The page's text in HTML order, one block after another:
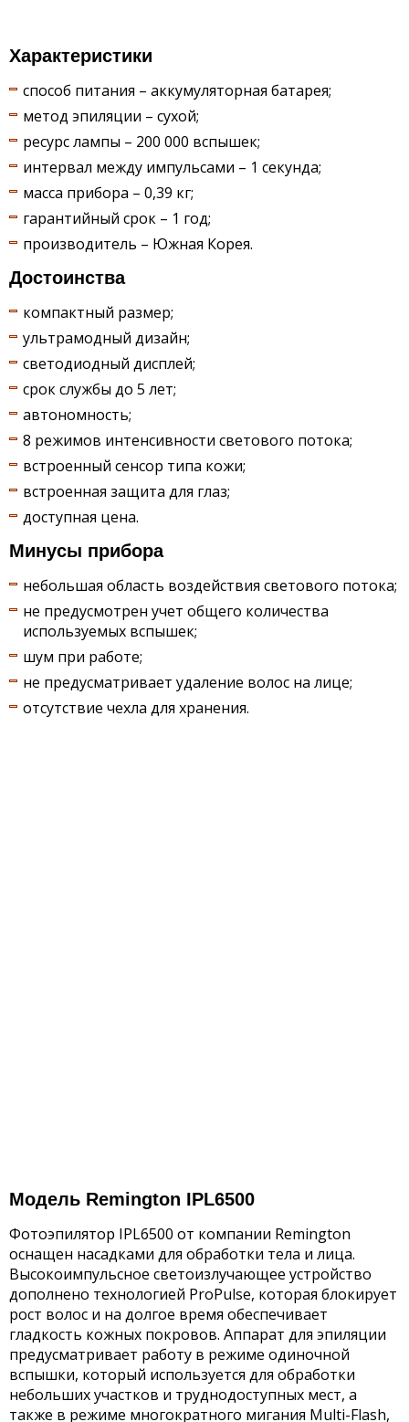
Характеристики
способ питания – аккумуляторная батарея;
метод эпиляции – сухой;
ресурс лампы – 200 000 вспышек;
интервал между импульсами – 1 секунда;
масса прибора – 0,39 кг;
гарантийный срок – 1 год;
производитель – Южная Корея.
Достоинства
компактный размер;
ультрамодный дизайн;
светодиодный дисплей;
срок службы до 5 лет;
автономность;
8 режимов интенсивности светового потока;
встроенный сенсор типа кожи;
встроенная защита для глаз;
доступная цена.
Минусы прибора
небольшая область воздействия светового потока;
не предусмотрен учет общего количества
используемых вспышек;
шум при работе;
не предусматривает удаление волос на лице;
отсутствие чехла для хранения.
Модель Remington IPL6500
Фотоэпилятор IPL6500 от компании Remington
оснащен насадками для обработки тела и лица.
Высокоимпульсное светоизлучающее устройство
дополнено технологией ProPulse, которая блокирует
рост волос и на долгое время обеспечивает
гладкость кожных покровов. Аппарат для эпиляции
предусматривает работу в режиме одиночной
вспышки, который используется для обработки
небольших участков и труднодоступных мест, а
также в режиме многократного мигания Multi-Flash,